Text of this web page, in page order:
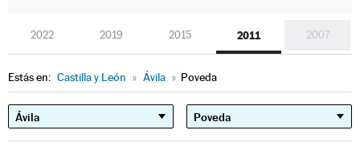
2022 2019 2015 2011 2007
Estás en: Castilla y León » Ávila » Poveda